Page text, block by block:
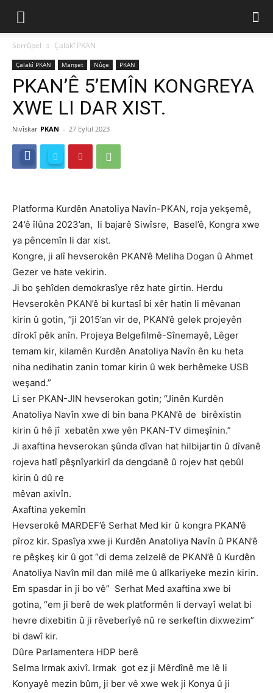
Serrûpel Çalakî PKAN
Çalakî PKAN Manşet Nûçe PKAN
PKAN’Ê 5’EMÎN KONGREYA
XWE LI DAR XIST.
Nivîskar PKAN - 27 Eylül 2023
Platforma Kurdên Anatoliya Navîn-PKAN, roja yekşemê,
24’ê îlûna 2023’an, li bajarê Siwîsre, Basel’ê, Kongra xwe
ya pêncemîn li dar xist.
Kongre, ji alî hevserokên PKAN’ê Meliha Dogan û Ahmet
Gezer ve hate vekirin.
Ji bo şehîden demokrasîye rêz hate girtin. Herdu
Hevserokên PKAN’ê bi kurtasî bi xêr hatin li mêvanan
kirin û gotin, “ji 2015’an vir de, PKAN’ê gelek projeyên
dîrokî pêk anîn. Projeya Belgefilmê-Sînemayê, Lêger
temam kir, kilamên Kurdên Anatoliya Navîn ên ku heta
niha nedihatin zanin tomar kirin û wek berhêmeke USB
weşand.”
Li ser PKAN-JIN hevserokan gotin; “Jinên Kurdên
Anatoliya Navîn xwe di bin bana PKAN’ê de birêxistin
kirin û hê jî xebatên xwe yên PKAN-TV dimeşînin.”
Ji axaftina hevserokan şûnda dîvan hat hilbijartin û dîvanê
rojeva hatî pêşnîyarkirî da dengdanê û rojev hat qebûl
kirin û dû re
mêvan axivîn.
Axaftina yekemîn
Hevserokê MARDEF’ê Serhat Med kir û kongra PKAN’ê
pîroz kir. Spasîya xwe ji Kurdên Anatoliya Navîn û PKAN’ê
re pêşkeş kir û got “di dema zelzelê de PKAN’ê û Kurdên
Anatoliya Navîn mil dan milê me û alîkariyeke mezin kirin.
Em spasdar in ji bo vê” Serhat Med axaftina xwe bi
gotina, “em ji berê de wek platformên li dervayî welat bi
hevre dixebitin û ji rêveberîyê nû re serkeftin dixwezim”
bi dawî kir.
Dûre Parlamentera HDP berê
Selma Irmak axivî. Irmak got ez ji Mêrdînê me lê li
Konyayê mezin bûm, ji ber vê xwe wek ji Konya û ji